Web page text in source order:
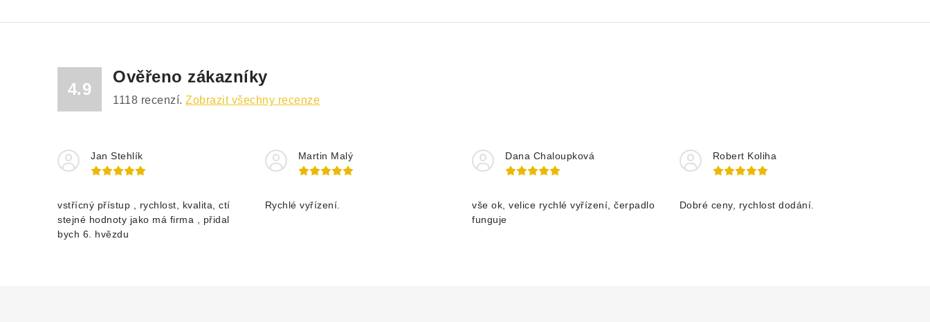
4.9
Ověřeno zákazníky
1118 recenzí. Zobrazit všechny recenze
Jan Stehlík
vstřícný přístup , rychlost, kvalita, ctí
stejné hodnoty jako má firma , přidal
bych 6. hvězdu
Martin Malý
Rychlé vyřízení.
Dana Chaloupková
vše ok, velice rychlé vyřízení, čerpadlo
funguje
Robert Koliha
Dobré ceny, rychlost dodání.